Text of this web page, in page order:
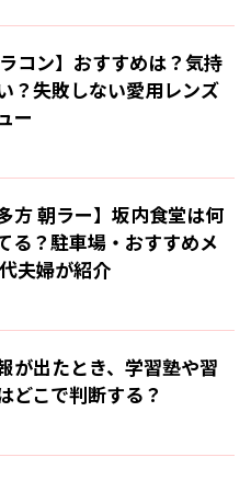
コン】おすすめは？気持
？失敗しない愛用レンズ
ー
方 朝ラー】坂内食堂は何
る？駐車場・おすすめメ
夫婦が紹介
が出たとき、学習塾や習
どこで判断する？